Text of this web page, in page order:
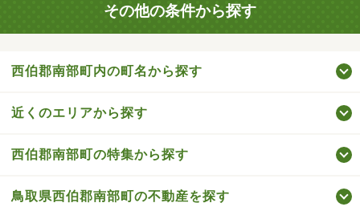
その他の条件から探す
西伯郡南部町内の町名から探す
近くのエリアから探す
西伯郡南部町の特集から探す
鳥取県西伯郡南部町の不動産を探す